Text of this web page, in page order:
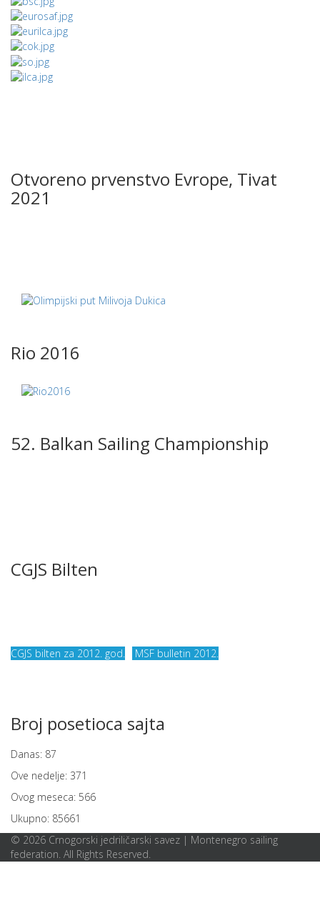
Otvoreno prvenstvo Evrope, Tivat
2021
Rio 2016
52. Balkan Sailing Championship
CGJS Bilten
CGJS bilten za 2012. god. MSF bulletin 2012.
Broj posetioca sajta
Danas: 87
Ove nedelje: 371
Ovog meseca: 566
Ukupno: 85661
© 2026 Crnogorski jedriličarski savez | Montenegro sailing
federation. All Rights Reserved.